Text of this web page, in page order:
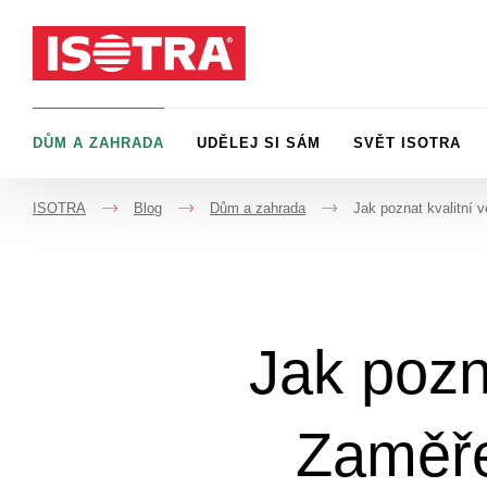
DŮM A ZAHRADA UDĚLEJ SI SÁM SVĚT ISOTRA
ISOTRA
->
Blog
->
Dům a zahrada
->
Jak poznat kvalitní
Jak